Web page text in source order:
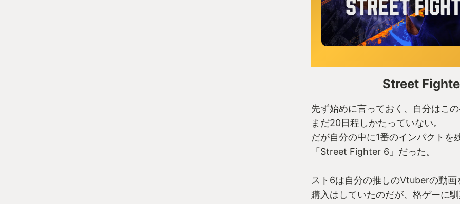
Street
先ず始めに言っておく、自分はこ
まだ20日程しかたっていない。
だが自分の中に1番のインパクトを
「Street Fighter 6」だった。
スト6は自分の推しのVtuberの動画
購入はしていたのだが、格ゲーに